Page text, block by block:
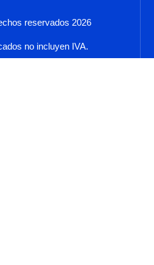
reservados 2026
no incluyen IVA.